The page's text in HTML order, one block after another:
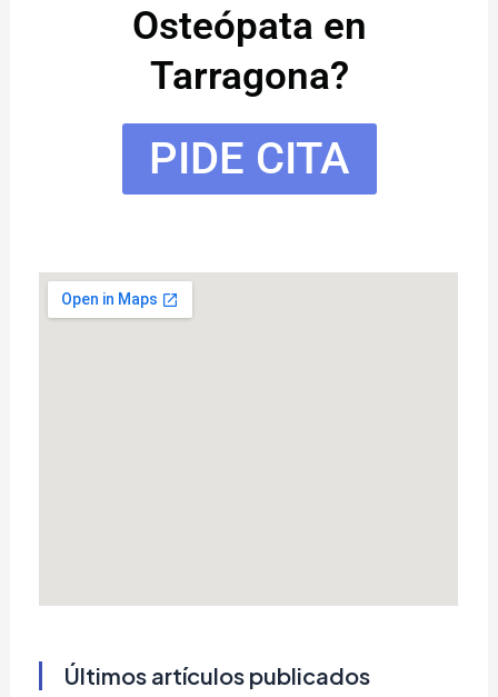
Osteópata en
Tarragona?
PIDE CITA
Últimos artículos publicados